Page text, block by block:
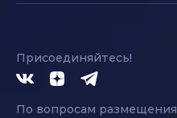
Присоединяйтесь!
По вопросам размещения